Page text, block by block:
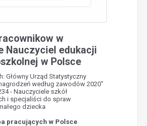
w
Nauczyciel edukacji
w Polsce
Główny Urząd Statystyczny
według zawodów 2020"
- Nauczyciele szkół
i specjaliści do spraw
dziecka
pracujących w Polsce